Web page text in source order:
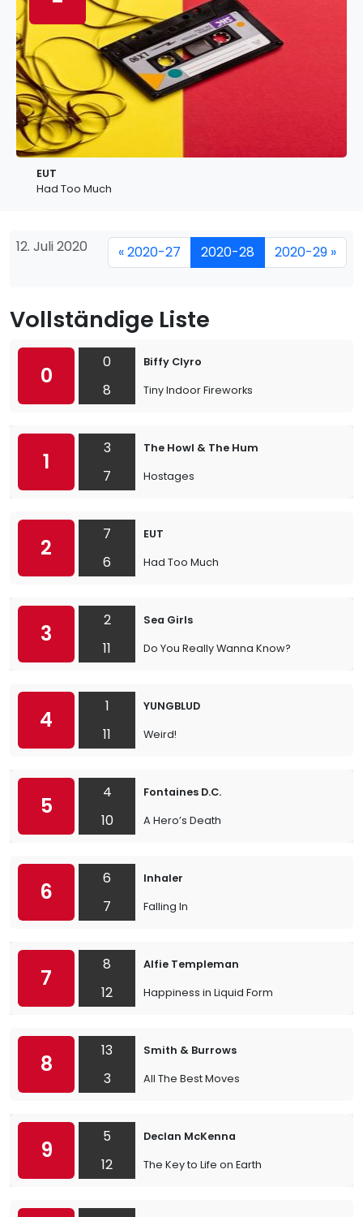
EUT
Had Too Much
12. Juli 2020 « 2020-27 2020-28 2020-29 »
Vollständige Liste
0
0
8
Biffy Clyro
Tiny Indoor Fireworks
1
3
7
The Howl & The Hum
Hostages
2
7
6
EUT
Had Too Much
3
2
11
Sea Girls
Do You Really Wanna Know?
4
1
11
YUNGBLUD
Weird!
5
4
10
Fontaines D.C.
A Hero’s Death
6
6
7
Inhaler
Falling In
7
8
12
Alfie Templeman
Happiness in Liquid Form
8
13
3
Smith & Burrows
All The Best Moves
9
5
12
Declan McKenna
The Key to Life on Earth